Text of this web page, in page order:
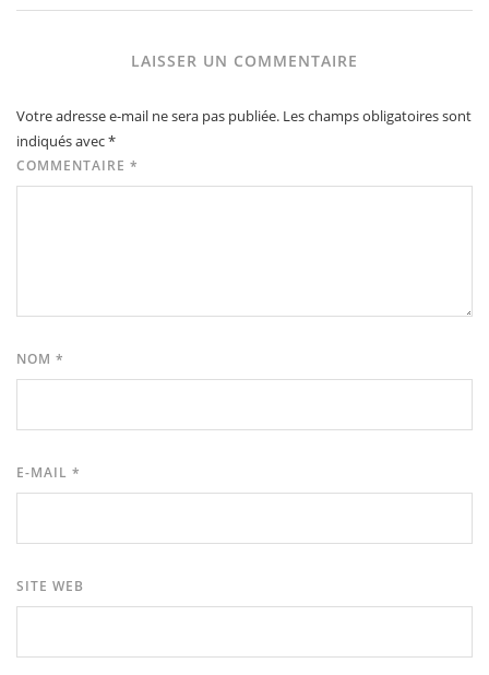
LAISSER UN COMMENTAIRE
Votre adresse e-mail ne sera pas publiée. Les champs obligatoires sont
indiqués avec*
COMMENTAIRE *
NOM *
E-MAIL *
SITE WEB